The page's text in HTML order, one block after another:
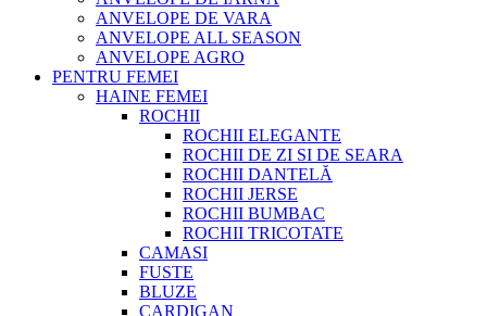
ANVELOPE DE VARA
ANVELOPE ALL SEASON
ANVELOPE AGRO
PENTRU FEMEI
HAINE FEMEI
ROCHII
ROCHII ELEGANTE
ROCHII DE ZI SI DE SEARA
ROCHII DANTELĂ
ROCHII JERSE
ROCHII BUMBAC
ROCHII TRICOTATE
CAMASI
FUSTE
BLUZE
CARDIGAN